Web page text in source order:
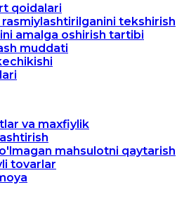
qoidalari
tekshirish
amalga oshirish tartibi
muddati
va maxfiylik
mahsulotni qaytarish
tovarlar